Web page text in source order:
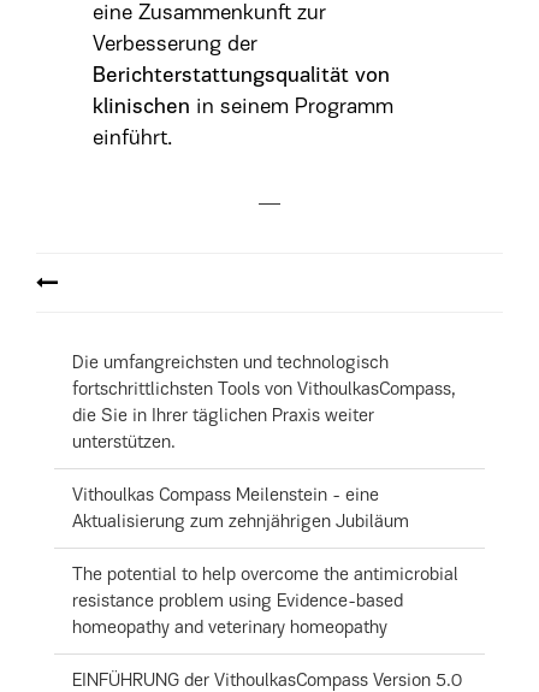
eine Zusammenkunft zur
Verbesserung der
Berichterstattungsqualität von
klinischen in seinem Programm
einführt.
Die umfangreichsten und technologisch
fortschrittlichsten Tools von VithoulkasCompass,
die Sie in Ihrer täglichen Praxis weiter
unterstützen.
Vithoulkas Compass Meilenstein - eine
Aktualisierung zum zehnjährigen Jubiläum
The potential to help overcome the antimicrobial
resistance problem using Evidence-based
homeopathy and veterinary homeopathy
EINFÜHRUNG der VithoulkasCompass Version 5.0